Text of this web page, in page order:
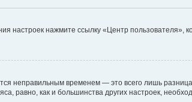
настроек нажмите ссылку «Центр пользователя»,
неправильным временем — это всего лишь
равно, как и большинства других настроек,